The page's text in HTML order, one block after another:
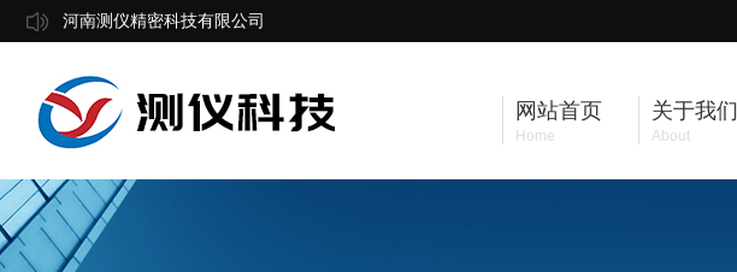
河南测仪精密科技有限公司
网站首页
Home
关于我们
About